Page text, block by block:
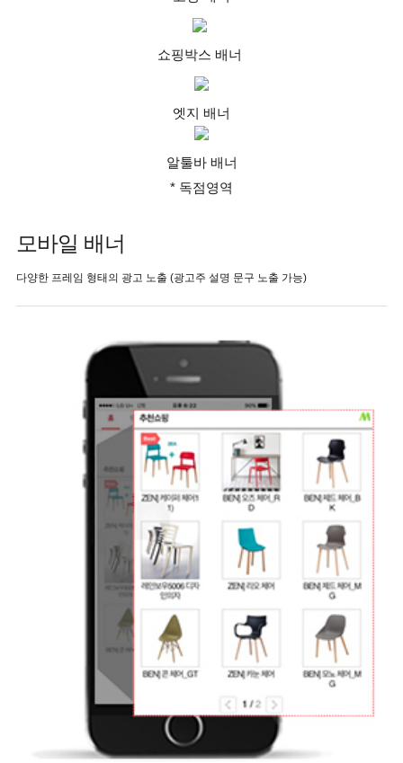
쇼핑박스 배너
엣지 배너
알툴바 배너
* 독점영역
모바일 배너
다양한 프레임 형태의 광고 노출 (광고주 설명 문구 노출 가능)